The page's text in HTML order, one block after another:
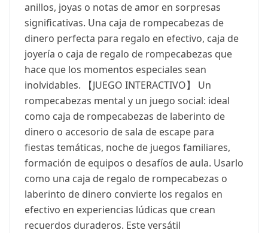
anillos, joyas o notas de amor en sorpresas
significativas. Una caja de rompecabezas de
dinero perfecta para regalo en efectivo, caja de
joyería o caja de regalo de rompecabezas que
hace que los momentos especiales sean
inolvidables. 【JUEGO INTERACTIVO】 Un
rompecabezas mental y un juego social: ideal
como caja de rompecabezas de laberinto de
dinero o accesorio de sala de escape para
fiestas temáticas, noche de juegos familiares,
formación de equipos o desafíos de aula. Usarlo
como una caja de regalo de rompecabezas o
laberinto de dinero convierte los regalos en
efectivo en experiencias lúdicas que crean
recuerdos duraderos. Este versátil